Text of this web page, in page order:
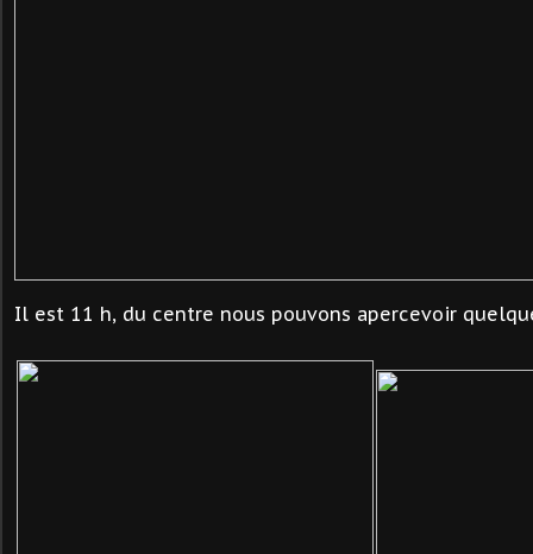
Il est 11 h, du centre nous pouvons apercevoir